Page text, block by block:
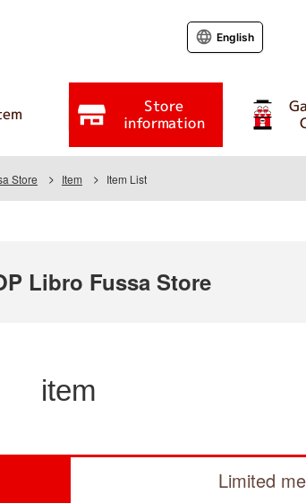
Store
information
English
Store Item Item List
Libro Fussa Store
item
Limited